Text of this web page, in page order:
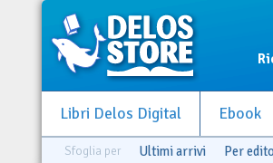
Libri Delos Digital Ebook
Sfoglia per Ultimi arrivi Per